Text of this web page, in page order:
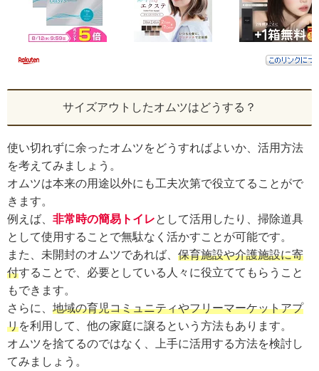
サイズアウトしたオムツはどうする？
使い切れずに余ったオムツをどうすればよいか、活用方法
を考えてみましょう。
オムツは本来の用途以外にも工夫次第で役立てることがで
きます。
例えば、 非常時の簡易トイレとして活用したり、掃除道具
として使用することで無駄なく活かすことが可能です。
また、未開封のオムツであれば、 保育施設や介護施設に寄
付することで、必要としている人々に役立ててもらうこと
もできます。
さらに、 地域の育児コミュニティやフリーマーケットアプ
リを利用して、他の家庭に譲るという方法もあります。
オムツを捨てるのではなく、上手に活用する方法を検討し
てみましょう。